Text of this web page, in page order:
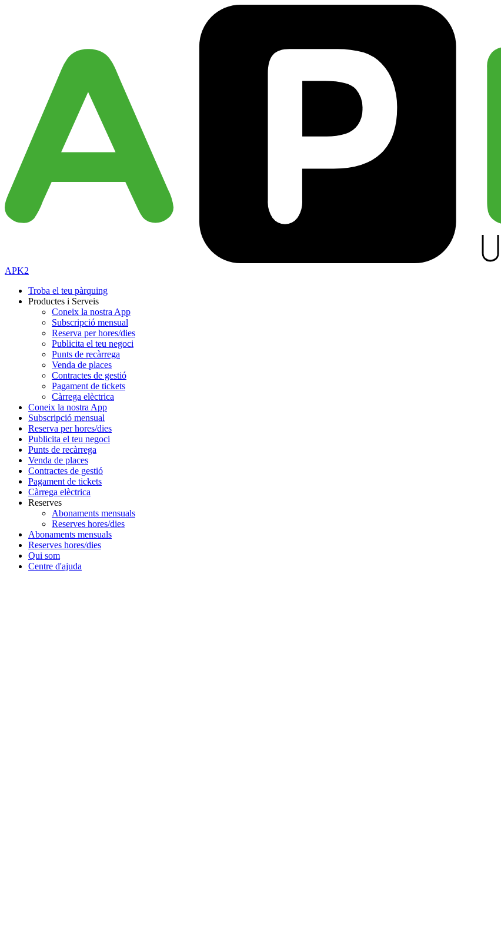
APK2
Troba el teu pàrquing
Productes i Serveis
Coneix la nostra App
Subscripció mensual
Reserva per hores/dies
Publicita el teu negoci
Punts de recàrrega
Venda de places
Contractes de gestió
Pagament de tickets
Càrrega elèctrica
Coneix la nostra App
Subscripció mensual
Reserva per hores/dies
Publicita el teu negoci
Punts de recàrrega
Venda de places
Contractes de gestió
Pagament de tickets
Càrrega elèctrica
Reserves
Abonaments mensuals
Reserves hores/dies
Abonaments mensuals
Reserves hores/dies
Qui som
Centre d'ajuda